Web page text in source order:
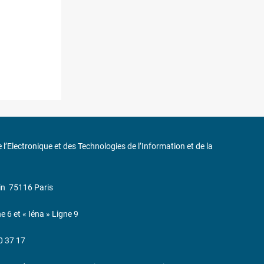
l’Electronique et des Technologies de l’Information et de la
75116 Paris
6 et « Iéna » Ligne 9
37 17